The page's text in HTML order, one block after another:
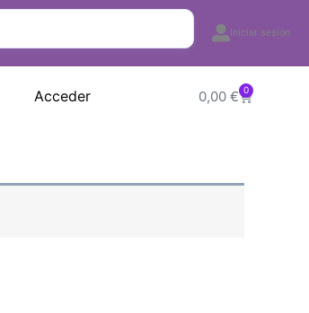
Iniciar sesión
Acceder 0,00€ 0
Carrito